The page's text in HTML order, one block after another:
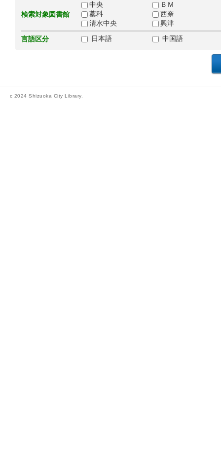
検索対象図書館
中央
ＢＭ
藁科
西奈
清水中央
興津
言語区分
日本語 中国語
c 2024 Shizuoka City Library.